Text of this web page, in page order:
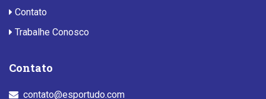
Contato
Trabalhe Conosco
Contato
contato@esportudo.com